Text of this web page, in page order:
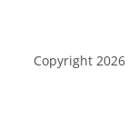
Copyright 2026